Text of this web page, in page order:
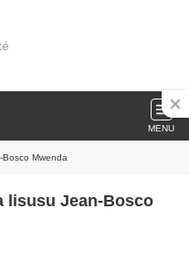
MENU
Mwenda
lisusu Jean-Bosco